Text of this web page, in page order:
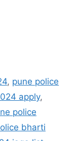
, pune police
apply,
police
bharti